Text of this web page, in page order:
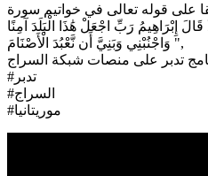
على قوله تعالى في خواتيم سورة
قَالَ إِبْرَاهِيمُ رَبِّ اجْعَلْ هَٰذَا الْبَلَدَ آمِنًا
وَاجْنُبْنِي وَبَنِيَّ أَن نَّعْبُدَ الْأَصْنَامَ ",
تدبر على منصات شبكة السراج
#تدبر
#السراج
#موريتانيا